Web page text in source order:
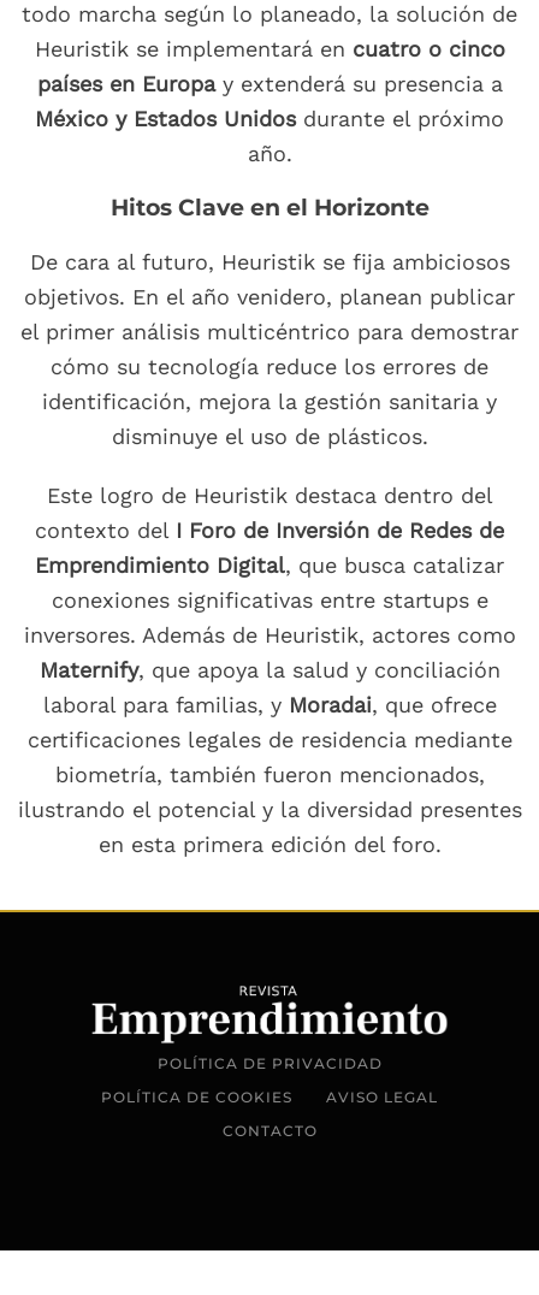
todo marcha según lo planeado, la solución de
Heuristik se implementará en cuatro o cinco
países en Europay extenderá su presencia a
México y Estados Unidosdurante el próximo
año.
Hitos Clave en el Horizonte
De cara al futuro, Heuristik se fija ambiciosos
objetivos. En el año venidero, planean publicar
el primer análisis multicéntrico para demostrar
cómo su tecnología reduce los errores de
identificación, mejora la gestión sanitaria y
disminuye el uso de plásticos.
Este logro de Heuristik destaca dentro del
contexto del I Foro de Inversión de Redes de
Emprendimiento Digital, que busca catalizar
conexiones significativas entre startups e
inversores. Además de Heuristik, actores como
Maternify, que apoya la salud y conciliación
laboral para familias, y Moradai, que ofrece
certificaciones legales de residencia mediante
biometría, también fueron mencionados,
ilustrando el potencial y la diversidad presentes
en esta primera edición del foro.
POLÍTICA DE PRIVACIDAD
POLÍTICA DE COOKIES
AVISO LEGAL
CONTACTO